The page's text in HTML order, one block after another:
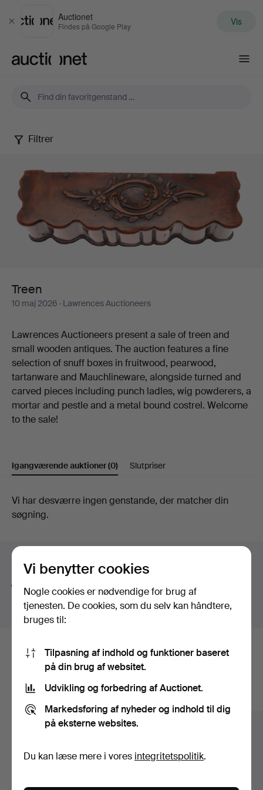
Luk
Auctionet
Findes på Google Play Vis
Treen
Filtrer
Treen
10 maj 2026 · Lawrences Auctioneers
Lawrences Auctioneers present a sale of treen and
small wooden antiques. The auction features a fine
selection of snuff boxes in fruitwood, pearwood,
tartanware and Mauchlineware, alongside turned and
carved pieces including punch ladles, wig powderers, a
mortar and pestle and a metal bound costrel. Welcome
to the sale!
Igangværende auktioner(0) Slutpriser
Igangværende
auktioner
Vi har desværre ingen genstande, der matcher din
søgning.
Vi søger automatisk på dele af ord. Søger du efter
bånd, finder vi ogsåarmbåndsur.
Her er genstande fra vores arkiv, der
matcher din søgning
Vi benytter cookies
Nogle cookies er nødvendige for brug af
tjenesten. De cookies, som du selv kan håndtere,
bruges til:
Tilpasning af indhold og funktioner baseret
på din brug af websitet.
Udvikling og forbedring af Auctionet.
Markedsføring af nyheder og indhold til dig
på eksterne websites.
Du kan læse mere i vores integritetspolitik.